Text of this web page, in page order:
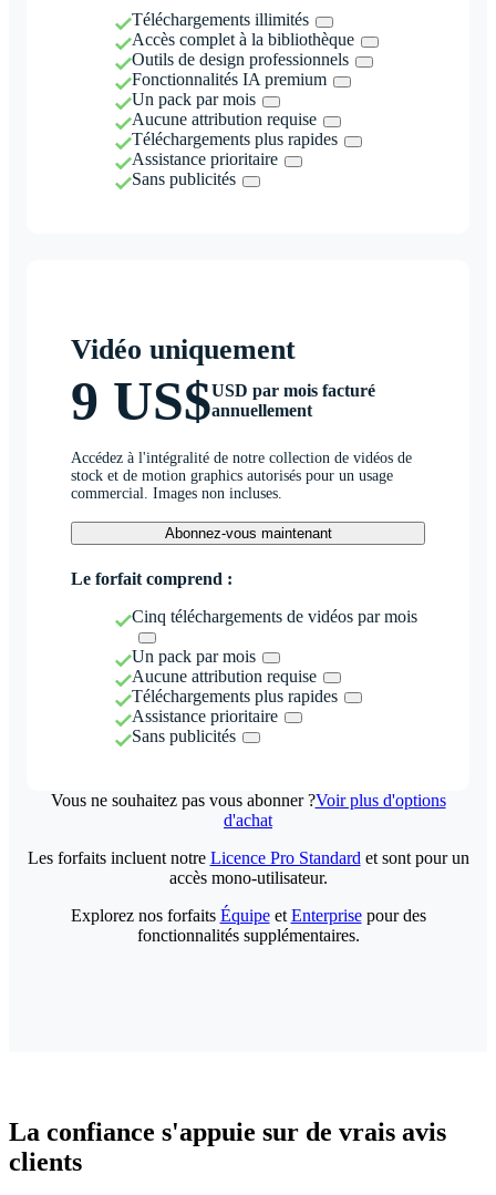
Téléchargements illimités
Accès complet à la bibliothèque
Outils de design professionnels
Fonctionnalités IA premium
Un pack par mois
Aucune attribution requise
Téléchargements plus rapides
Assistance prioritaire
Sans publicités
Vidéo uniquement
9 US$USD par mois facturé
annuellement
Accédez à l'intégralité de notre collection de vidéos de
stock et de motion graphics autorisés pour un usage
commercial. Images non incluses.
Abonnez-vous maintenant
Le forfait comprend :
Cinq téléchargements de vidéos par mois
Un pack par mois
Aucune attribution requise
Téléchargements plus rapides
Assistance prioritaire
Sans publicités
Vous ne souhaitez pas vous abonner ?Voir plus d'options
d'achat
Les forfaits incluent notre Licence Pro Standard et sont pour un
accès mono-utilisateur.
Explorez nos forfaits Équipeet Enterprisepour des
fonctionnalités supplémentaires.
La confiance s'appuie sur de vrais avis
clients